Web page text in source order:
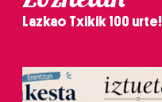
Lazkao Txikik 100 urte!